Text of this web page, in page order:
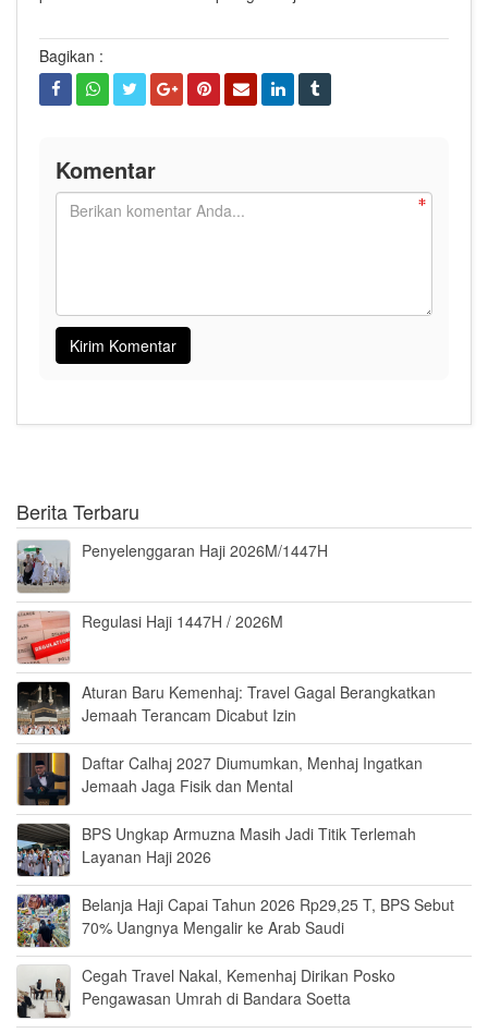
Bagikan :
Komentar
Berita Terbaru
Penyelenggaran Haji 2026M/1447H
Regulasi Haji 1447H / 2026M
Aturan Baru Kemenhaj: Travel Gagal Berangkatkan
Jemaah Terancam Dicabut Izin
Daftar Calhaj 2027 Diumumkan, Menhaj Ingatkan
Jemaah Jaga Fisik dan Mental
BPS Ungkap Armuzna Masih Jadi Titik Terlemah
Layanan Haji 2026
Belanja Haji Capai Tahun 2026 Rp29,25 T, BPS Sebut
70% Uangnya Mengalir ke Arab Saudi
Cegah Travel Nakal, Kemenhaj Dirikan Posko
Pengawasan Umrah di Bandara Soetta